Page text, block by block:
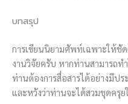
บทสรุป
การเขียนนิยามศัพท์เฉพาะให้ชั
งานวิจัยครับ หากท่านสามารถท
ท่านต้องการสื่อสารได้อย่างมีป
และหวังว่าท่านจะได้สวมชุดครุ